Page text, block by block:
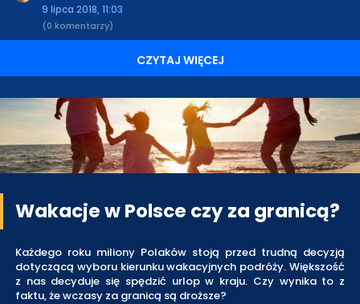
9 lipca 2018, 11:03
(0 komentarzy)
CZYTAJ WIĘCEJ
Wakacje w Polsce czy za granicą?
Każdego roku miliony Polaków stoją przed trudną decyzją
dotyczącą wyboru kierunku wakacyjnych podróży. Większość
z nas decyduje się spędzić urlop w kraju. Czy wynika to z
faktu, że wczasy za granicą są droższe?